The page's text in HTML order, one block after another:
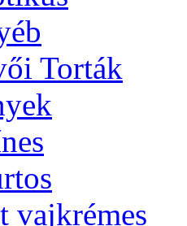
Torták
vajkrémes